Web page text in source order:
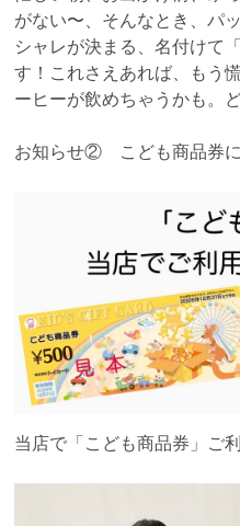
がない〜、そんなとき、パ
シャレが決まる、名付けて
す！これさえあれば、もう
ーヒーが飲めちゃうかも。
お知らせ② こども商品券
当店で「こども商品券」ご